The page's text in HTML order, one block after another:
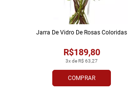
COMPRAR
3x de R$ 63,27
R$189,80
Jarra De Vidro De Rosas Coloridas